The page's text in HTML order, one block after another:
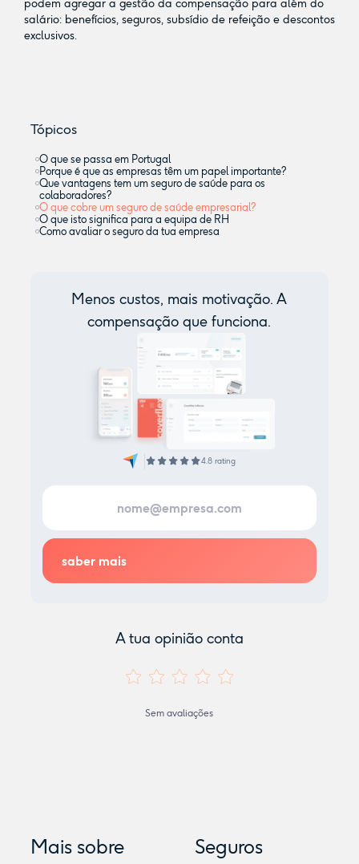
podem agregar a gestão da compensação para além do
salário: benefícios, seguros, subsídio de refeição e descontos
exclusivos.
Tópicos
O que se passa em Portugal
Porque é que as empresas têm um papel importante?
Que vantagens tem um seguro de saúde para os
colaboradores?
O que cobre um seguro de saúde empresarial?
O que isto significa para a equipa de RH
Como avaliar o seguro da tua empresa
Menos custos, mais motivação. A
compensação que funciona.
4.8 rating
A tua opinião conta
Sem avaliações
Mais sobre Seguros